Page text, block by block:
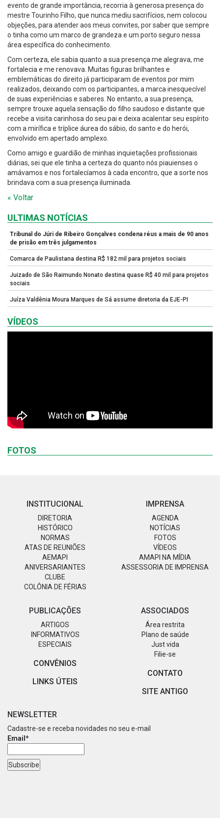
evento de grande importância, recorria à generosa presença do
mestre Tourinho Filho, que nunca mediu sacrifícios, nem colocou
objeções, para atender aos meus convites, por saber que sempre
o tinha como um marco de grandeza e um porto seguro nessa
área específica do conhecimento.
Com certeza, ele sabia quanto a sua presença me alegrava, me
fortalecia e me renovava. Muitas figuras brilhantes e
emblemáticas do direito já participaram de eventos por mim
realizados, deixando com os participantes, a marca inesquecível
de suas experiências e saberes. No entanto, a sua presença,
sempre trouxe aquela sensação do filho saudoso e distante que
recebe a visita carinhosa do seu pai e deixa acalentar seu espírito
com a mirífica e tríplice áurea do sábio, do santo e do herói,
envolvido em apertado amplexo.
Como amigo e guardião de minhas inquietações profissionais
diárias, sei que ele tinha a certeza do quanto nós piauienses o
amávamos e nos fortalecíamos à cada encontro, que a sorte nos
brindava com a sua presença iluminada.
« Voltar
ULTIMAS NOTÍCIAS
Tribunal do Júri de Ribeiro Gonçalves condena réus a mais de 90 anos
de prisão em três julgamentos
Comarca de Paulistana destina R$ 182 mil para projetos sociais
Juizado de São Raimundo Nonato destina quase R$ 40 mil para projetos
sociais
Juíza Valdênia Moura Marques de Sá assume diretoria da EJE-PI
VÍDEOS
FOTOS
INSTITUCIONAL
DIRETORIA
HISTÓRICO
NORMAS
ATAS DE REUNIÕES
AEMAPI
ANIVERSARIANTES
CLUBE
COLÔNIA DE FÉRIAS
IMPRENSA
AGENDA
NOTÍCIAS
FOTOS
VÍDEOS
AMAPI NA MÍDIA
ASSESSORIA DE IMPRENSA
PUBLICAÇÕES
ARTIGOS
INFORMATIVOS
ESPECIAIS
CONVÊNIOS
LINKS ÚTEIS
ASSOCIADOS
Área restrita
Plano de saúde
Just vida
Filie-se
CONTATO
SITE ANTIGO
NEWSLETTER
Cadastre-se e receba novidades no seu e-mail
Email*